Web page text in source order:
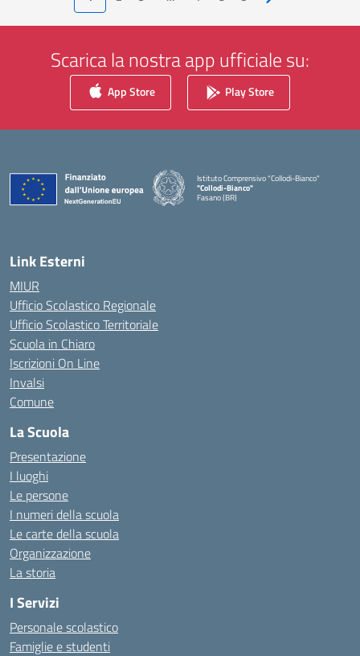
Scarica la nostra app ufficiale su:
App Store Play Store
Istituto Comprensivo "Collodi-Bianco"
"Collodi-Bianco"
Fasano (BR)
Link Esterni
MIUR
Ufficio Scolastico Regionale
Ufficio Scolastico Territoriale
Scuola in Chiaro
Iscrizioni On Line
Invalsi
Comune
La Scuola
Presentazione
I luoghi
Le persone
I numeri della scuola
Le carte della scuola
Organizzazione
La storia
I Servizi
Personale scolastico
Famiglie e studenti